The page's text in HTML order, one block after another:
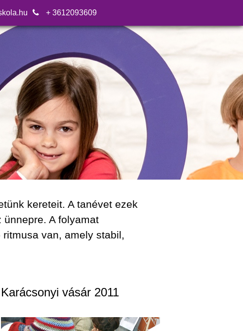
+ 3612093609
kereteit. A tanévet ezek
A folyamat
van, amely stabil,
Karácsonyi vásár 2011